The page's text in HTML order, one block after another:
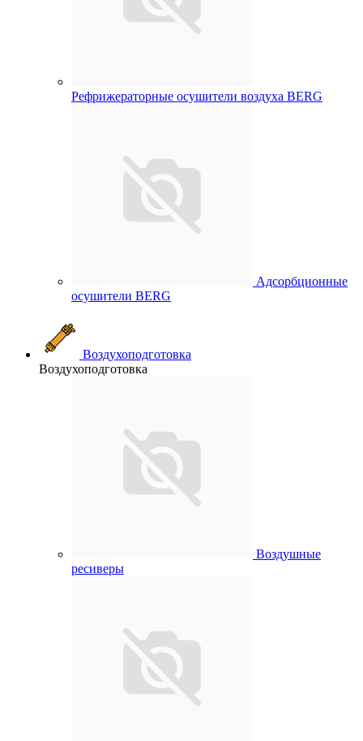
Рефрижераторные осушители воздуха BERG
Адсорбционные
осушители BERG
Воздухоподготовка
Воздухоподготовка
Воздушные
ресиверы